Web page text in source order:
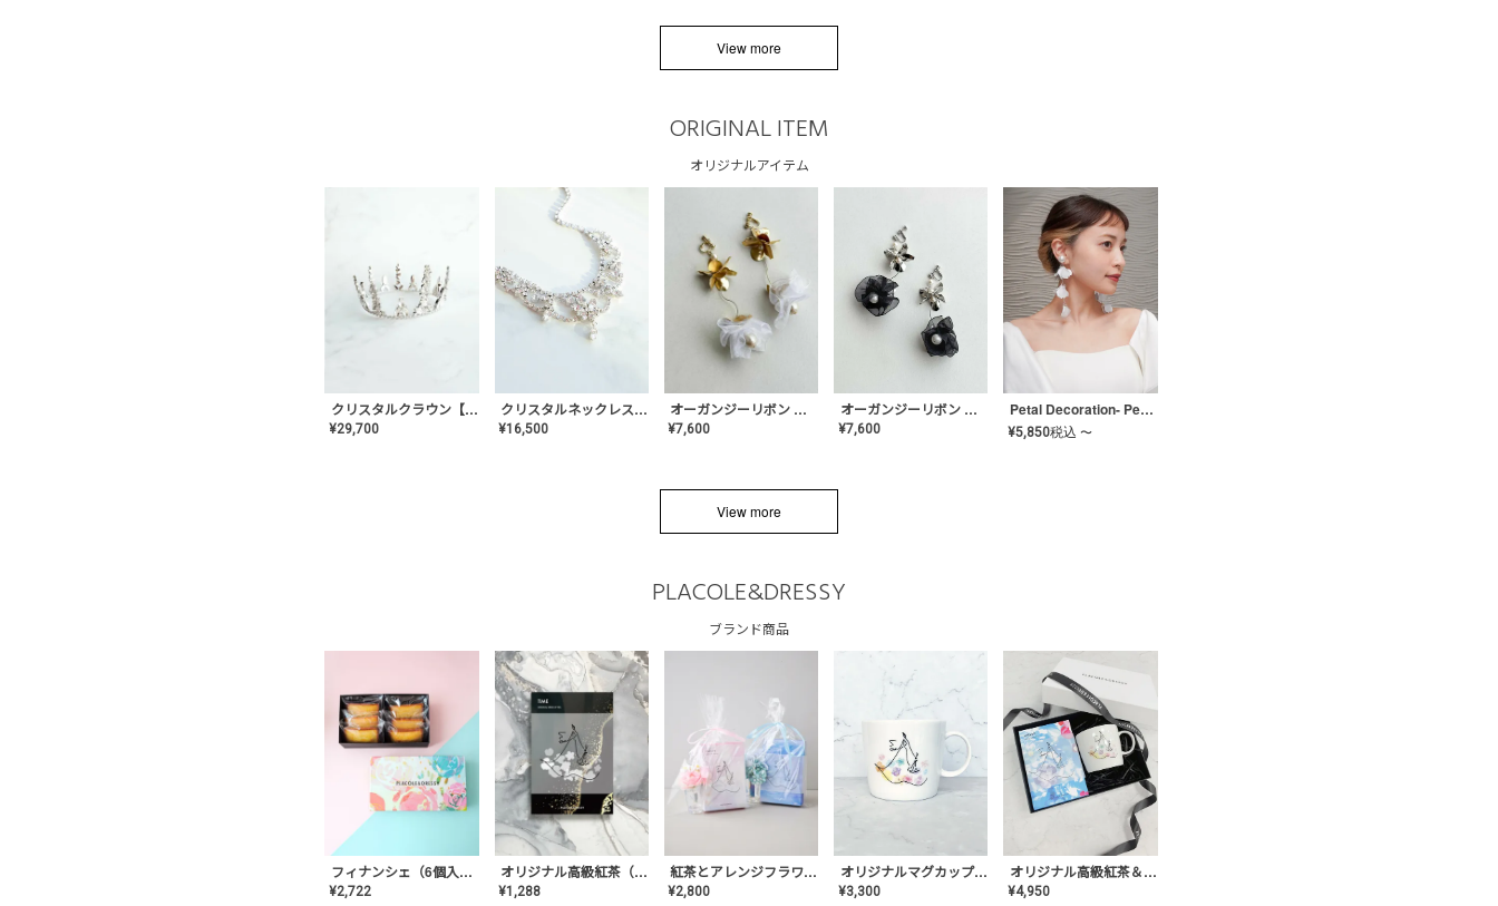
View more
ORIGINAL ITEM
オリジナルアイテム
クリスタルクラウン【MA-COHD-01】韓国風クラウン/ウェディングクラウン/ティアラ
¥29,700
クリスタルネックレス-Lace【MA-CONL-02】
¥16,500
オーガンジーリボン バレリーナイヤリング&ピアス【White】〈PV-COER-12〉
¥7,600
オーガンジーリボン バレリーナイヤリング&ピアス【Black】〈PV-COER-11〉
¥7,600
Petal Decoration- Pearl【JA-COER-3】
¥5,850税込 〜
View more
PLACOLE&DRESSY
ブランド商品
フィナンシェ（6個入り）
¥2,722
オリジナル高級紅茶（TIME/タイム）【ギフト/プチギフト/プレゼント/内祝い/結婚式/オリジナル配合/高品質/ハーブティー/茶葉/記念日/お返し/手土産/美容/おしゃれ】
¥1,288
紅茶とアレンジフラワーのセット
¥2,800
オリジナルマグカップ【AT-TW-03】ギフトセット有/プレゼント/内祝い/結婚式/ペア/食器/テーブルウェア/記念日/お返し/特別/高級/おしゃれ
¥3,300
オリジナル高級紅茶＆マグカップ ギフト【AT-GF-02】ギフトセット/プレゼント/内祝い/結婚式/ハーブティー/高品質/マグカップ/食器/記念日/お返し/手土産/美容/おしゃれ
¥4,950